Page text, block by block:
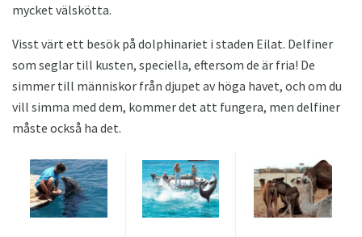
mycket välskötta.
Visst värt ett besök på dolphinariet i staden Eilat. Delfiner
som seglar till kusten, speciella, eftersom de är fria! De
simmer till människor från djupet av höga havet, och om du
vill simma med dem, kommer det att fungera, men delfiner
måste också ha det.